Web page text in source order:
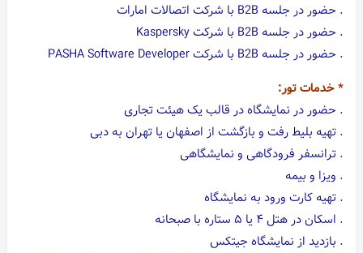
. حضور در جلسه B2B با شرکت اتصالات امارات
. حضور در جلسه B2B با شرکت Kaspersky
. حضور در جلسه B2B با شرکت PASHA Software Developer
* خدمات تور:
. حضور در نمایشگاه در قالب یک هیئت تجاری
. تهیه بلیط رفت و بازگشت از اصفهان یا تهران به دبی
. ترانسفر فرودگاهی و نمایشگاهی
. ویزا و بیمه
. تهیه کارت ورود به نمایشگاه
. اسکان در هتل ۴ یا ۵ ستاره با صبحانه
. بازدید از نمایشگاه جیتکس